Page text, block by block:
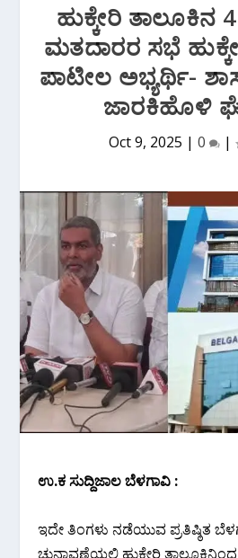
ಹುಕ್ಕೇರಿ
ಮತದಾರರ ಸಭೆ
ಪಾಟೀಲ ಅಭ್ಯರ್ಥಿ-
ಜಾರಕಿಹೊಳಿ
Oct 9, 2025 | 0 |
ಉ.ಕ ಸುದ್ದಿಜಾಲ ಬೆಳಗಾವಿ :
ಇದೇ ತಿಂಗಳು ನಡೆಯುವ ಪ್ರತಿಷ್ಠಿತ
ಚುನಾವಣೆಯಲ್ಲಿ ಹುಕ್ಕೇರಿ